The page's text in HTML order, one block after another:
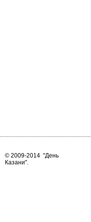
© 2009-2014 "День
Казани".